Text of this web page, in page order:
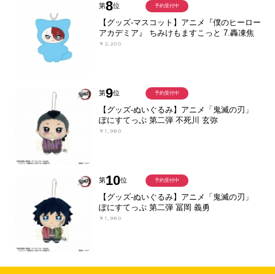
第8位
【グッズ-マスコット】アニメ『僕のヒーロー
アカデミア』 ちみけもますこっと 7.轟凍焦
￥2,200
予約受付中
第9位
【グッズ-ぬいぐるみ】アニメ「鬼滅の刃」
ぽにすてっぷ 第二弾 不死川 玄弥
￥1,980
予約受付中
第10位
【グッズ-ぬいぐるみ】アニメ「鬼滅の刃」
ぽにすてっぷ 第二弾 冨岡 義勇
￥1,980
予約受付中